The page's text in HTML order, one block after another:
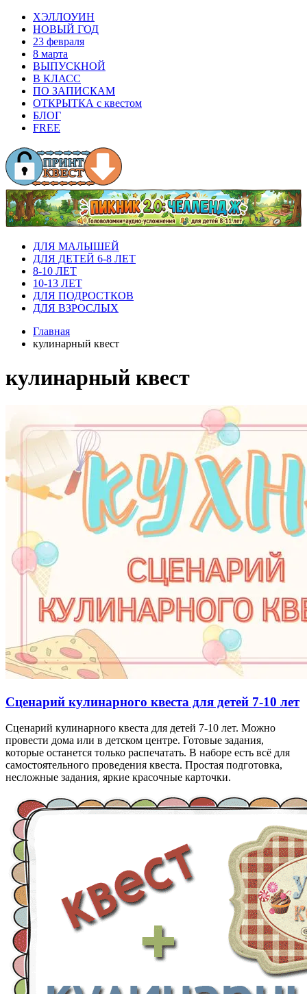
ХЭЛЛОУИН
НОВЫЙ ГОД
23 февраля
8 марта
ВЫПУСКНОЙ
В КЛАСС
ПО ЗАПИСКАМ
ОТКРЫТКА с квестом
БЛОГ
FREE
ДЛЯ МАЛЫШЕЙ
ДЛЯ ДЕТЕЙ 6-8 ЛЕТ
8-10 ЛЕТ
10-13 ЛЕТ
ДЛЯ ПОДРОСТКОВ
ДЛЯ ВЗРОСЛЫХ
Главная
кулинарный квест
кулинарный квест
Сценарий кулинарного квеста для детей 7-10 лет
Сценарий кулинарного квеста для детей 7-10 лет. Можно
провести дома или в детском центре. Готовые задания,
которые останется только распечатать. В наборе есть всё для
самостоятельного проведения квеста. Простая подготовка,
несложные задания, яркие красочные карточки.